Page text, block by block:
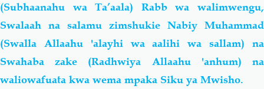
(Subhaanahu wa Ta’aala) Rabb wa walimwengu,
Swalaah na salamu zimshukie Nabiy Muhammad
(Swalla Allaahu 'alayhi wa aalihi wa sallam) na
Swahaba zake (Radhwiya Allaahu 'anhum) na
waliowafuata kwa wema mpaka Siku ya Mwisho.